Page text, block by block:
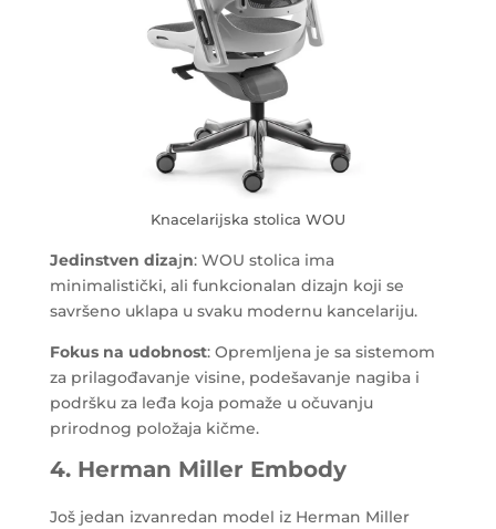
Knacelarijska stolica WOU
Jedinstven dizajn: WOU stolica ima
minimalistički, ali funkcionalan dizajn koji se
savršeno uklapa u svaku modernu kancelariju.
Fokus na udobnost: Opremljena je sa sistemom
za prilagođavanje visine, podešavanje nagiba i
podršku za leđa koja pomaže u očuvanju
prirodnog položaja kičme.
4. Herman Miller Embody
Još jedan izvanredan model iz Herman Miller